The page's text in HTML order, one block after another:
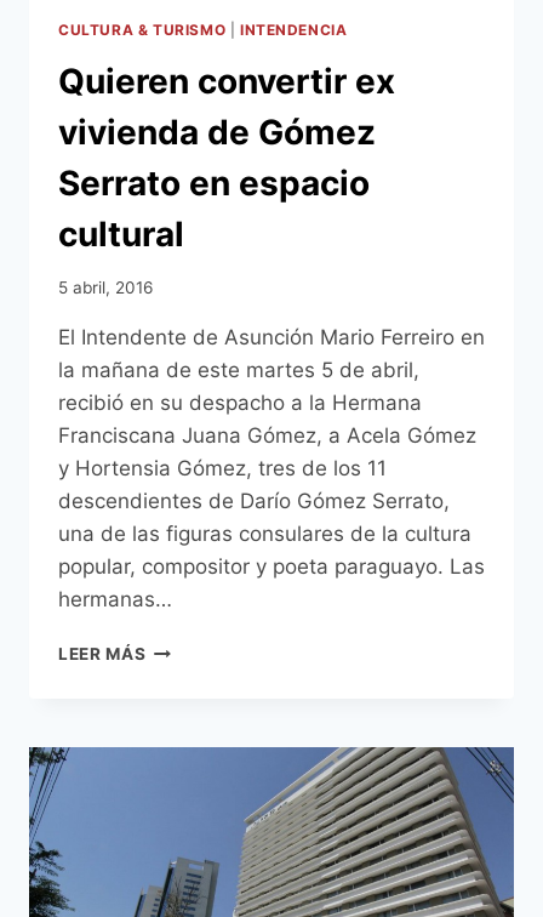
CULTURA & TURISMO INTENDENCIA
Quieren convertir ex
vivienda de Gómez
Serrato en espacio
cultural
5 abril, 2016
El Intendente de Asunción Mario Ferreiro en
la mañana de este martes 5 de abril,
recibió en su despacho a la Hermana
Franciscana Juana Gómez, a Acela Gómez
y Hortensia Gómez, tres de los 11
descendientes de Darío Gómez Serrato,
una de las figuras consulares de la cultura
popular, compositor y poeta paraguayo. Las
hermanas…
LEER MÁS QUIEREN
DE
ESPACIO
CULTURAL